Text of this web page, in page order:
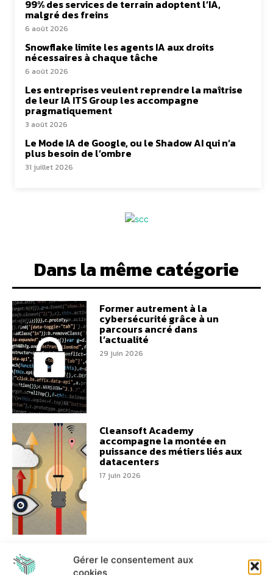
Gérer le consentement aux
cookies
99% des services de terrain adoptent l’IA,
malgré des freins
6 août 2026
Snowflake limite les agents IA aux droits
nécessaires à chaque tâche
6 août 2026
Les entreprises veulent reprendre la maîtrise
de leur IA ITS Group les accompagne
pragmatiquement
3 août 2026
Le Mode IA de Google, ou le Shadow AI qui n’a
plus besoin de l’ombre
31 juillet 2026
Dans la même catégorie
Former autrement à la
cybersécurité grâce à un
parcours ancré dans
l’actualité
29 juin 2026
Cleansoft Academy
accompagne la montée en
puissance des métiers liés aux
datacenters
17 juin 2026
d’absorber davantage